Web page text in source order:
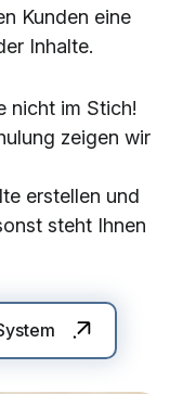
Kunden eine
Inhalte.
nicht im Stich!
zeigen wir
erstellen und
steht Ihnen